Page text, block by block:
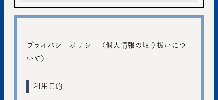
プライバシーポリシー（個人情報の取り扱いにつ
いて）
利用目的